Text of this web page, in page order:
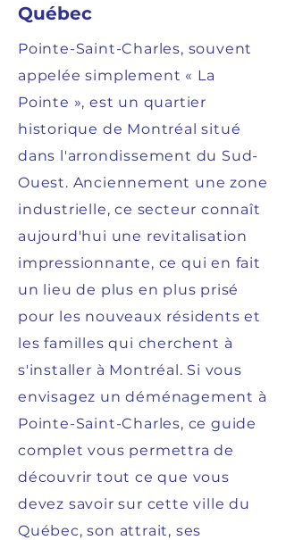
Québec
Pointe-Saint-Charles, souvent
appelée simplement « La
Pointe », est un quartier
historique de Montréal situé
dans l'arrondissement du Sud-
Ouest. Anciennement une zone
industrielle, ce secteur connaît
aujourd'hui une revitalisation
impressionnante, ce qui en fait
un lieu de plus en plus prisé
pour les nouveaux résidents et
les familles qui cherchent à
s'installer à Montréal. Si vous
envisagez un déménagement à
Pointe-Saint-Charles, ce guide
complet vous permettra de
découvrir tout ce que vous
devez savoir sur cette ville du
Québec, son attrait, ses